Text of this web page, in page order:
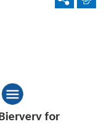
Bierverv for